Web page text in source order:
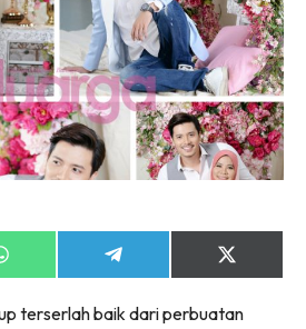
Share
on
Share
on
(Twitter)
terserlah baik dari perbuatan